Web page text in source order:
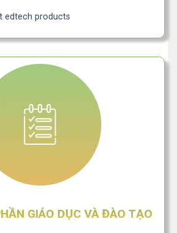
edtech products
GIÁO DỤC VÀ ĐÀO TẠO